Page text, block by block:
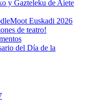
y Gazteleku de Aiete
Euskadi 2026
de teatro!
del Día de la